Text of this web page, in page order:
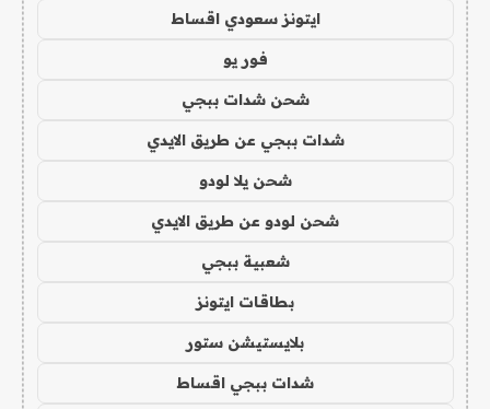
ايتونز سعودي اقساط
فور يو
شحن شدات ببجي
شدات ببجي عن طريق الايدي
شحن يلا لودو
شحن لودو عن طريق الايدي
شعبية ببجي
بطاقات ايتونز
بلايستيشن ستور
شدات ببجي اقساط